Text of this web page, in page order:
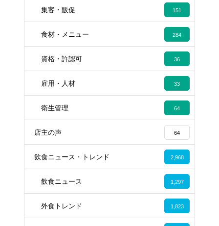
集客・販促 151
食材・メニュー 284
資格・許認可 36
雇用・人材 33
衛生管理 64
店主の声 64
飲食ニュース・トレンド 2,968
飲食ニュース 1,297
外食トレンド 1,823